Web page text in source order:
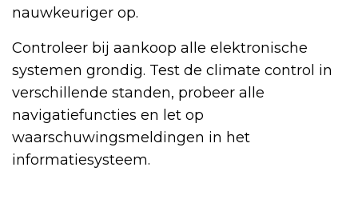
nauwkeuriger op.
Controleer bij aankoop alle elektronische
systemen grondig. Test de climate control in
verschillende standen, probeer alle
navigatiefuncties en let op
waarschuwingsmeldingen in het
informatiesysteem.